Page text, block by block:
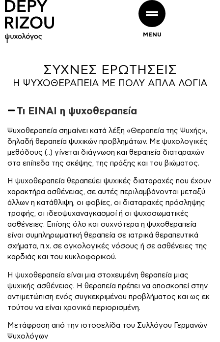
MENU
ΣΥΧΝΕΣ ΕΡΩΤΗΣΕΙΣ
Η ΨΥΧΟΘΕΡΑΠΕΙΑ ΜΕ ΠΟΛΥ ΑΠΛΑ ΛΟΓΙΑ
Τι ΕΙΝΑΙ η ψυχοθεραπεία
Ψυχοθεραπεία σημαίνει κατά λέξη «Θεραπεία της Ψυχής»,
δηλαδή θεραπεία ψυχικών προβλημάτων. Με ψυχολογικές
μεθόδους (..) γίνεται διάγνωση και θεραπεία διαταραχών
στα επίπεδα της σκέψης, της πράξης και του βιώματος.
Η ψυχοθεραπεία θεραπεύει ψυχικές διαταραχές που έχουν
χαρακτήρα ασθένειας, σε αυτές περιλαμβάνονται μεταξύ
άλλων η κατάθλιψη, οι φοβίες, οι διαταραχές πρόσληψης
τροφής, οι ιδεοψυχαναγκασμοί ή οι ψυχοσωματικές
ασθένειες. Επίσης όλο και συχνότερα η ψυχοθεραπεία
είναι συμπληρωματική θεραπεία σε ιατρικά θεραπευτικά
σχήματα, π.χ. σε ογκολογικές νόσους ή σε ασθένειες της
καρδιάς και του κυκλοφορικού.
Η ψυχοθεραπεία είναι μια στοχευμένη θεραπεία μιας
ψυχικής ασθένειας. Η θεραπεία πρέπει να αποσκοπεί στην
αντιμετώπιση ενός συγκεκριμένου προβλήματος και ως εκ
τούτου να είναι χρονικά περιορισμένη.
Μετάφραση από την ιστοσελίδα του Συλλόγου Γερμανών
Ψυχολόγων